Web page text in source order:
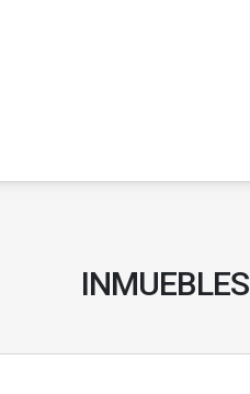
INMUEBLES